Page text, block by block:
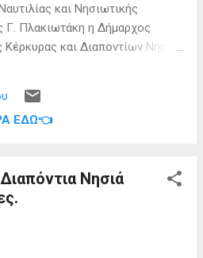
και Νησιωτικής
Γ. Πλακιωτάκη η Δήμαρχος
Κέρκυρας και Διαποντίων Νήσων
οικονομικές και φορολογικές
καθώς και σε κίνητρα που θα
νέων. Η πρόταση της
στον Υπουργό και τον
ΕΔΏ👈
Νησιά